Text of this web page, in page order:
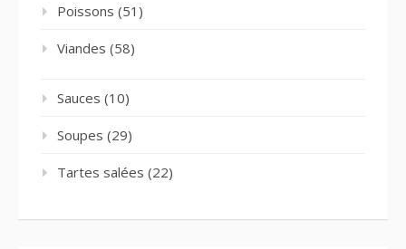
Poissons (51)
Viandes (58)
Sauces (10)
Soupes (29)
Tartes salées (22)